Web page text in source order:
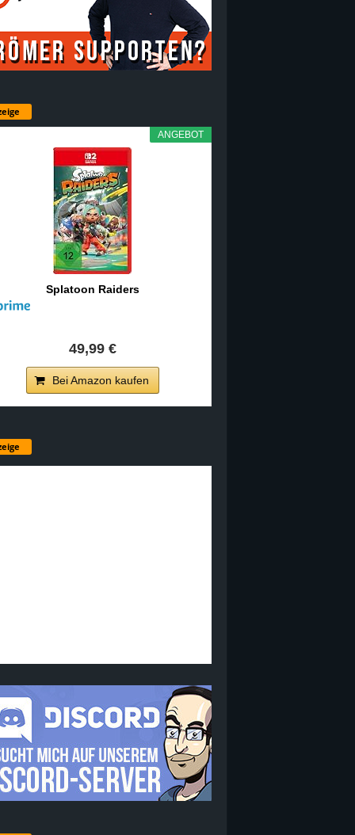
ANGEBOT
Splatoon Raiders
49,99 €
Bei Amazon kaufen